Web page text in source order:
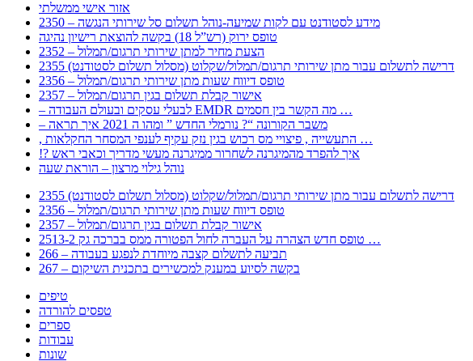
אזור אישי ממשלתי
2350 – מידע לסטודנט עם לקות שמיעה-נוהל תשלום סל שירותי הנגשה
טופס ירוק (רש”ל 18) בקשה להוצאת רישיון נהיגה
2352 – הצעת מחיר למתן שירותי תרגום/תמלול
2355 דרישה לתשלום עבור מתן שירותי תרגום/תמלול/שקלוט (מסלול תשלום לסטודנט)
2356 – טופס דיווח שעות מתן שירותי תרגום/תמלול
2357 – אישור קבלת תשלום בגין תרגום/תמלול
– לבעלי עסקים ובעולם העבודה EMDR מה הקשר בין חסמים …
– משבר הקורונה “? נורמלי החדש ” ומהו ה 2021 איך תראה
, התעשייה , פיצויי מס רכוש בגין נזק עקיף לענפי המסחר החקלאות …
!? איך להפרד מהמיגרנה לשחרור ממיגרנה מעשי מדריך וכאבי ראש
נוהל גילוי מרצון – הוראת שעה
2355 דרישה לתשלום עבור מתן שירותי תרגום/תמלול/שקלוט (מסלול תשלום לסטודנט)
2356 – טופס דיווח שעות מתן שירותי תרגום/תמלול
2357 – אישור קבלת תשלום בגין תרגום/תמלול
2513-2 טופס חדש הצהרה על העברה לחול הפטורה ממס בברכה גק …
266 – תביעה לתשלום קצבה מיוחדת לנפגע בעבודה
267 – בקשה לסיוע במענק למכשירים בתכנית השיקום
טיפים
טפסים להורדה
ספרים
עבודות
שונות